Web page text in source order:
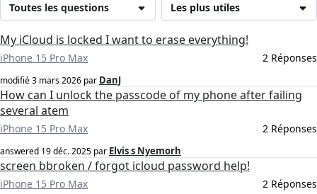
Les plus utiles
Toutes les questions
My iCloud is locked I want to erase everything!
iPhone 15 Pro Max 2 Réponses
modifié3 mars 2026 par DanJ
How can I unlock the passcode of my phone after failing
several atem
iPhone 15 Pro Max 2 Réponses
answered 19 déc. 2025 par Elvis s Nyemorh
screen bbroken / forgot icloud password help!
iPhone 15 Pro Max 2 Réponses